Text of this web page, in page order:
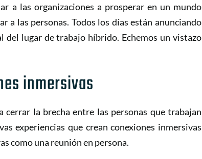
a las organizaciones a prosperar en un mundo
a las personas. Todos los días están anunciando
del lugar de trabajo híbrido. Echemos un vistazo
inmersivas
cerrar la brecha entre las personas que trabajan
experiencias que crean conexiones inmersivas
como una reunión en persona.